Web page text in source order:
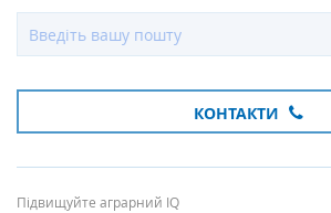
КОНТАКТИ
Підвищуйте аграрний IQ